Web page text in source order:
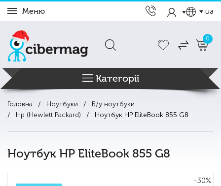
Меню ua
0
Категорії
Головна Ноутбуки
Б/у ноутбуки
Hp (Hewlett Packard)
Ноутбук HP EliteBook 855 G8
Ноутбук HP EliteBook 855 G8
-30%